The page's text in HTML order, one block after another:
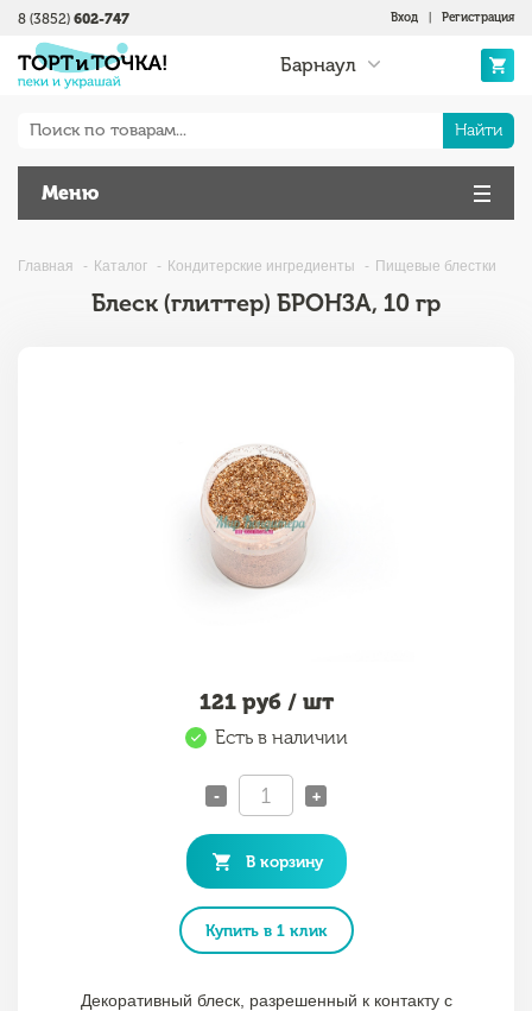
Вход Регистрация
Барнаул
8 (3852) 602-747
Найти
Меню
Главная Каталог Кондитерские ингредиенты Пищевые блестки
Блеск (глиттер) БРОНЗА, 10 гр
121руб / шт
Есть в наличии
- +
В корзину
Купить в 1 клик
Декоративный блеск, разрешенный к контакту с